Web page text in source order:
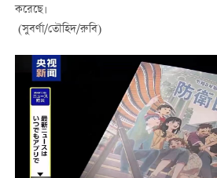
করেছে।
(সুবর্ণা/তৌহিদ/রুবি)